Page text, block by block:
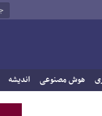
هوش مصنوعی اندیشه